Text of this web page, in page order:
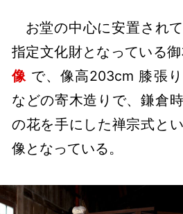
お堂の中心に安置され
指定文化財となっている
像 で、像高203cm 膝張
などの寄木造りで、鎌倉
の花を手にした禅宗式と
像となっている。